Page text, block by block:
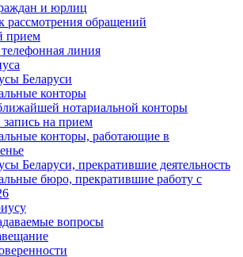
и юрлиц
рассмотрения обращений
прием
линия
Беларуси
конторы
нотариальной конторы
на прием
конторы, работающие в
Беларуси, прекратившие деятельность
бюро, прекратившие работу с
вопросы